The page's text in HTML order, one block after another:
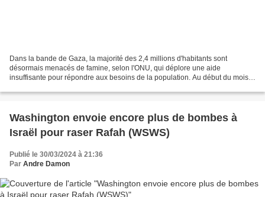
Dans la bande de Gaza, la majorité des 2,4 millions d'habitants sont
désormais menacés de famine, selon l'ONU, qui déplore une aide
insuffisante pour répondre aux besoins de la population. Au début du mois
Washington envoie encore plus de bombes à
Israël pour raser Rafah (WSWS)
Publié le 30/03/2024 à 21:36
Par Andre Damon